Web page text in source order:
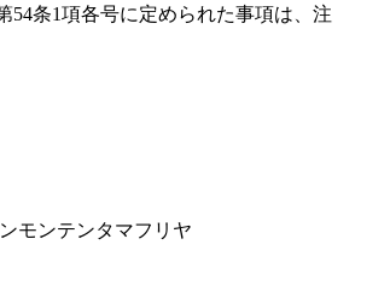
54条1項各号に定められた事項は、注
モンテンタマフリヤ